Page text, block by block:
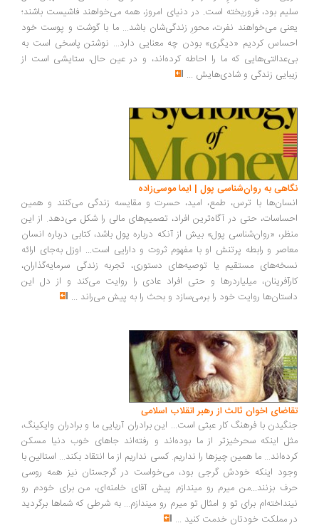
بود، فروریخته است. در دنیای امروز، همه می‌خواهند فاشیست باشند؛
می‌خواهند نفرت، محورِ زندگی‌شان باشد... ما با گوشت و پوست خود
کردیم «دیگری» بودن چه معنایی دارد... نوشتن پاسخی است به
که ما را احاطه کرده‌اند، و در عین حال، ستایشی است از
زندگی و شادی‌هایش...
به روان‌شناسی پول | ایما موسی‌زاده
با ترس، طمع، امید، حسرت و مقایسه زندگی می‌کنند و همین
حتی در آگاه‌ترین افراد، تصمیم‌های مالی را شکل می‌دهد. از این
«روان‌شناسی پول» بیش از آنکه درباره پول باشد، کتابی درباره انسان
و رابطه پرتنش او با مفهوم ثروت و دارایی است... اوزل به‌جای ارائه
مستقیم یا توصیه‌های دستوری، تجربه زندگی سرمایه‌گذاران،
میلیاردرها و حتی افراد عادی را روایت می‌کند و از دل این
روایت خود را برمی‌سازد و بحث را به پیش می‌راند...
اخوان ثالث از رهبر انقلاب اسلامی
با فرهنگ کار عبثی است... این برادران آریایی ما و برادران وایکینگ،
اینکه سحرخیزتر از ما بوده‌اند و رفته‌اند جاهای خوب دنیا مسکن
ما همین چیزها را نداریم. کسی نداریم از ما انتقاد بکند... استالین با
اینکه خودش گرجی بود، می‌خواست در گرجستان نیز همه روسی
بزنند...من میرم رو میندازم پیش آقای خامنه‌ای، من برای خودم رو
برای تو و امثال تو میرم رو میندازم... به شرطی که شماها برگردید
مملکت خودتان خدمت کنید...